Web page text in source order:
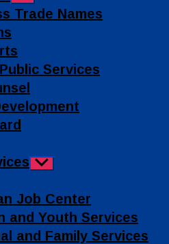
sub
menu
Trade Names
Services
Show
sub
Job Center
and Youth Services
and Family Services